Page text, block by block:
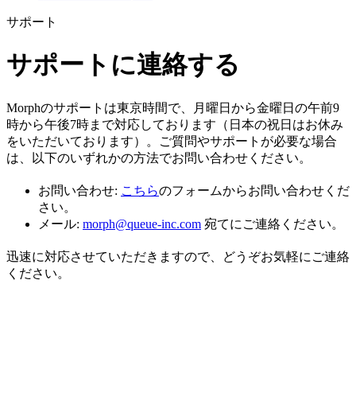
サポート
サポートに連絡する
Morphのサポートは東京時間で、月曜日から金曜日の午前9
時から午後7時まで対応しております（日本の祝日はお休み
をいただいております）。ご質問やサポートが必要な場合
は、以下のいずれかの方法でお問い合わせください。
お問い合わせ: こちらのフォームからお問い合わせくだ
さい。
メール: morph@queue-inc.com 宛てにご連絡ください。
迅速に対応させていただきますので、どうぞお気軽にご連絡
ください。